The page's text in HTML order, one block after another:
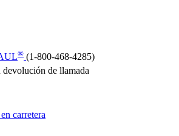
® (1-800-468-4285)
devolución de llamada
carretera